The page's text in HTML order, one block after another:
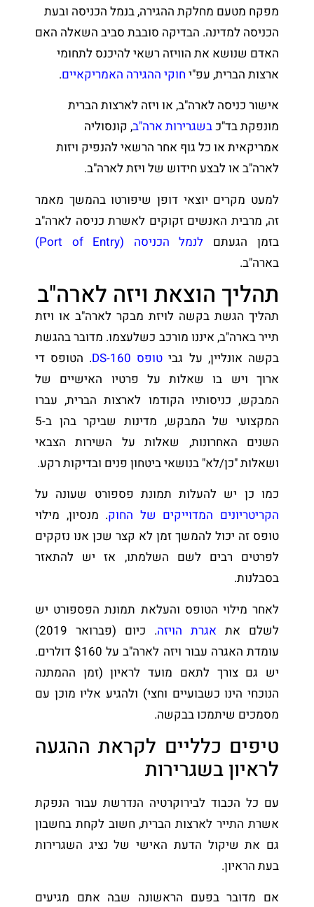
מפקח מטעם מחלקת ההגירה, בנמל הכניסה ובעת
הכניסה למדינה. הבדיקה סובבת סביב השאלה האם
האדם שנושא את הוויזה רשאי להיכנס לתחומי
ארצות הברית, עפ"י חוקי ההגירה האמריקאיים.
אישור כניסה לארה"ב, או ויזה לארצות הברית
מונפקת בד"כבשגרירות ארה"ב, קונסוליה
אמריקאית או כל גוף אחר הרשאי להנפיק ויזות
לארה"ב או לבצע חידוש של ויזת לארה"ב.
למעט מקרים יוצאי דופן שיפורטו בהמשך מאמר
זה, מרבית האנשים זקוקים לאשרת כניסה לארה"ב
בזמן הגעתם לנמל הכניסה (Port of Entry)
בארה"ב.
תהליך הוצאת ויזה לארה"ב
תהליך הגשת בקשה לויזת מבקר לארה"ב או ויזת
תייר בארה"ב, איננו מורכב כשלעצמו. מדובר בהגשת
בקשה אונליין, על גבי טופס DS-160
. הטופס די
ארוך ויש בו שאלות על פרטיו האישיים של
המבקש, כניסותיו הקודמו לארצות הברית, עברו
המקצועי של המבקש, מדינות שביקר בהן ב-5
השנים האחרונות, שאלות על השירות הצבאי
ושאלות "כן/לא" בנושאי ביטחון פנים ובדיקות רקע.
כמו כן יש להעלות תמונת פספורט שעונה על
הקריטריונים המדוייקים של החוק. מנסיון, מילוי
טופס זה יכול להמשך זמן לא קצר שכן אנו נזקקים
לפרטים רבים לשם השלמתו, אז יש להתאזר
בסבלנות.
לאחר מילוי הטופס והעלאת תמונת הפספורט יש
לשלם את אגרת הויזה
. כיום (פברואר 2019)
עומדת האגרה עבור ויזה לארה"ב על $160 דולרים.
יש גם צורך לתאם מועד לראיון (זמן ההמתנה
הנוכחי הינו כשבועיים וחצי) ולהגיע אליו מוכן עם
מסמכים שיתמכו בבקשה.
טיפים כלליים לקראת ההגעה
לראיון בשגרירות
עם כל הכבוד לבירוקרטיה הנדרשת עבור הנפקת
אשרת התייר לארצות הברית, חשוב לקחת בחשבון
גם את שיקול הדעת האישי של נציג השגרירות
בעת הראיון.
אם מדובר בפעם הראשונה שבה אתם מגיעים